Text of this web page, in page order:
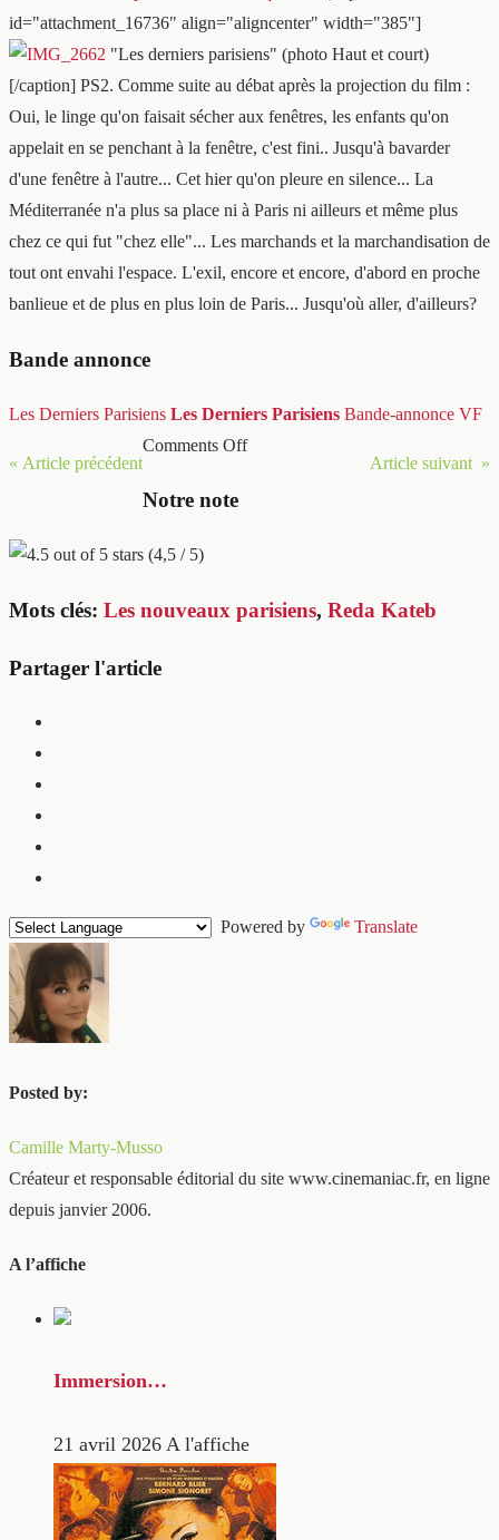
id="attachment_16736" align="aligncenter" width="385"]
"Les derniers parisiens" (photo Haut et court)
[/caption] PS2. Comme suite au débat après la projection du film :
Oui, le linge qu'on faisait sécher aux fenêtres, les enfants qu'on
appelait en se penchant à la fenêtre, c'est fini.. Jusqu'à bavarder
d'une fenêtre à l'autre... Cet hier qu'on pleure en silence... La
Méditerranée n'a plus sa place ni à Paris ni ailleurs et même plus
chez ce qui fut "chez elle"... Les marchands et la marchandisation de
tout ont envahi l'espace. L'exil, encore et encore, d'abord en proche
banlieue et de plus en plus loin de Paris... Jusqu'où aller, d'ailleurs?
Bande annonce
Les Derniers Parisiens Les Derniers Parisiens Bande-annonce VF
« Article précédent Article suivant »
Comments Off
Notre note
(4,5 / 5)
Mots clés: Les nouveaux parisiens, Reda Kateb
Partager l'article
Powered by Translate
Posted by:
Camille Marty-Musso
Créateur et responsable éditorial du site www.cinemaniac.fr, en ligne
depuis janvier 2006.
A l’affiche
Immersion…
21 avril 2026 A l'affiche